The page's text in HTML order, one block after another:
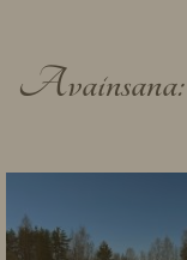
Avainsana: